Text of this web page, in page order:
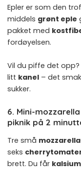
Epler er som den
middels grønt eple
pakket med
fordøyelsen.
Vil du piffe det
litt kanel – det
sukker.
6. Mini-
piknik på 2
Tre små
seks
brett. Du får kalsium